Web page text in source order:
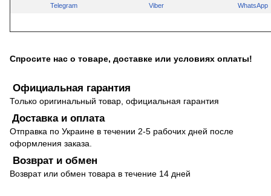
Telegram Viber WhatsApp
Спросите нас о товаре, доставке или условиях оплаты!
Официальная гарантия
Только оригинальный товар, официальная гарантия
Доставка и оплата
Отправка по Украине в течении 2-5 рабочих дней после
оформления заказа.
Возврат и обмен
Возврат или обмен товара в течение 14 дней